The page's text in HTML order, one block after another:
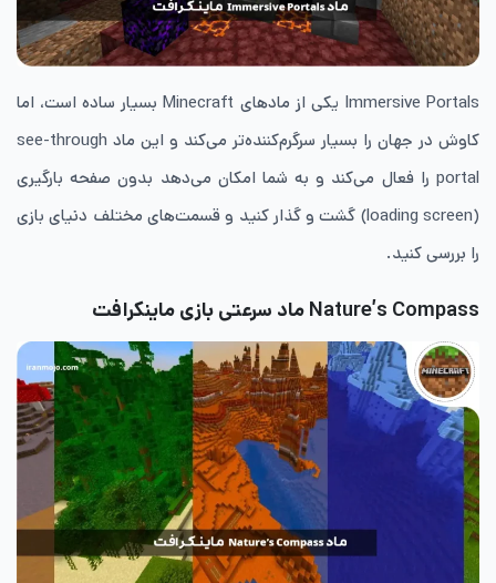
Immersive Portals یکی از مادهای Minecraft بسیار ساده است، اما
کاوش در جهان را بسیار سرگرم‌کننده‌تر می‌کند و این ماد see-through
portal را فعال می‌کند و به شما امکان می‌دهد بدون صفحه بارگیری
(loading screen) گشت و گذار کنید و قسمت‌های مختلف دنیای بازی
را بررسی کنید.
Nature’s Compass ماد سرعتی بازی ماینکرافت